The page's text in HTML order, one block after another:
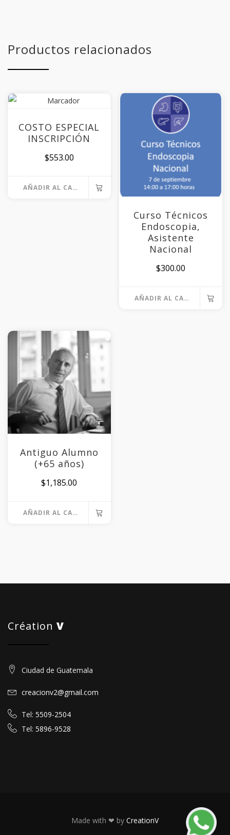
Productos relacionados
COSTO ESPECIAL
INSCRIPCIÓN
$553.00
AÑADIR AL CARRITO
Curso Técnicos
Endoscopia,
Asistente
Nacional
$300.00
AÑADIR AL CARRITO
Antiguo Alumno
(+65 años)
$1,185.00
AÑADIR AL CARRITO
Création V
Ciudad de Guatemala
creacionv2@gmail.com
Tel: 5509-2504
Tel: 5896-9528
Made with ❤ by CreationV